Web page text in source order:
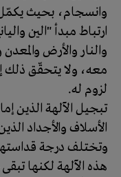
وانسجام، بحيث
ارتباط مبدأ "الين
والنار والأرض
معه، ولا يتحقّق ذلك
لزوم له.
تبجيل الآلهة الذين
الأسلاف والأجداد
وتختلف درجة قداستهم
هذه الآلهة لكنها